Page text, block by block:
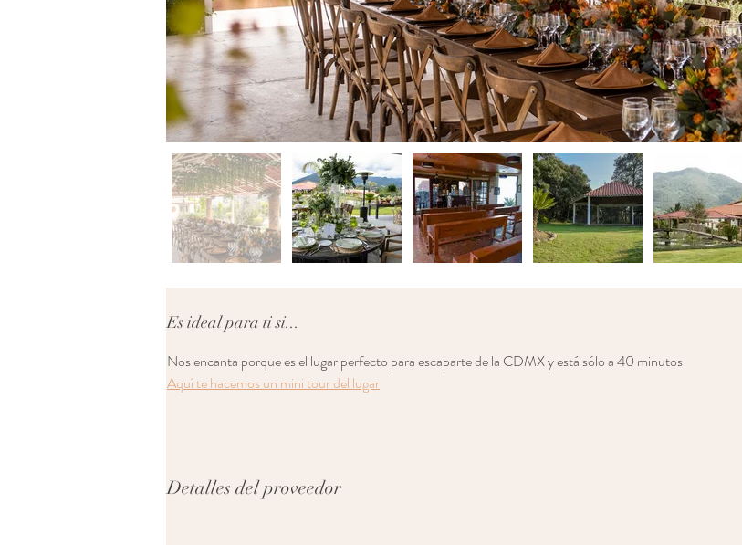
Es ideal para ti si...
Nos encanta porque es el lugar perfecto para escaparte de la CDMX y está sólo a 40 minutos
Aquí te hacemos un mini tour del lugar
Detalles del proveedor